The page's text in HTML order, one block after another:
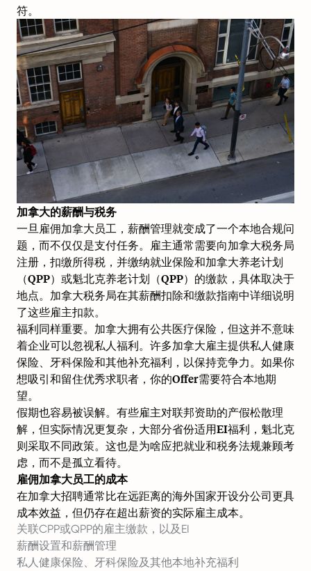
符。
加拿大的薪酬与税务
一旦雇佣加拿大员工，薪酬管理就变成了一个本地合规问
题，而不仅仅是支付任务。雇主通常需要向加拿大税务局
注册，扣缴所得税，并缴纳就业保险和加拿大养老计划
（QPP）或魁北克养老计划（QPP）的缴款，具体取决于
地点。加拿大税务局在其薪酬扣除和缴款指南中详细说明
了这些雇主扣款。
福利同样重要。加拿大拥有公共医疗保险，但这并不意味
着企业可以忽视私人福利。许多加拿大雇主提供私人健康
保险、牙科保险和其他补充福利，以保持竞争力。如果你
想吸引和留住优秀求职者，你的Offer需要符合本地期
望。
假期也容易被误解。有些雇主对联邦资助的产假松散理
解，但实际情况更复杂，大部分省份适用EI福利，魁北克
则采取不同政策。这也是为啥应把就业和税务法规兼顾考
虑，而不是孤立看待。
雇佣加拿大员工的成本
在加拿大招聘通常比在远距离的海外国家开设分公司更具
成本效益，但仍存在超出薪资的实际雇主成本。
关联CPP或QPP的雇主缴款，以及EI
薪酬设置和薪酬管理
私人健康保险、牙科保险及其他本地补充福利